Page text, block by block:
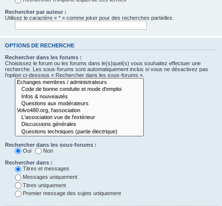
Rechercher par auteur :
Utilisez le caractère « * » comme joker pour des recherches partielles.
OPTIONS DE RECHERCHE
Rechercher dans les forums :
Choisissez le forum ou les forums dans le(s)quel(s) vous souhaitez effectuer une
recherche. Les sous-forums sont automatiquement inclus si vous ne désactivez pas
l’option ci-dessous « Rechercher dans les sous-forums ».
Rechercher dans les sous-forums :
Oui
Non
Rechercher dans :
Titres et messages
Messages uniquement
Titres uniquement
Premier message des sujets uniquement